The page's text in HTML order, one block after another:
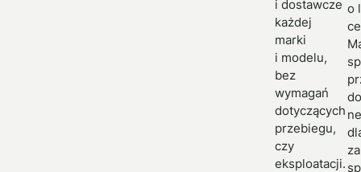
i dostawcze
każdej
marki
i modelu,
bez
wymagań
dotyczących
przebiegu,
czy
eksploatacji.
o
do